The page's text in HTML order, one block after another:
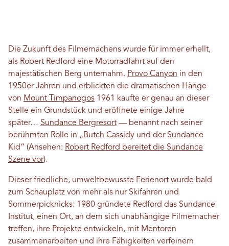
Die Zukunft des Filmemachens wurde für immer erhellt,
als Robert Redford eine Motorradfahrt auf den
majestätischen Berg unternahm. Provo Canyon in den
1950er Jahren und erblickten die dramatischen Hänge
von Mount Timpanogos 1961 kaufte er genau an dieser
Stelle ein Grundstück und eröffnete einige Jahre
später… Sundance Bergresort — benannt nach seiner
berühmten Rolle in „Butch Cassidy und der Sundance
Kid“ (Ansehen: Robert Redford bereitet die Sundance
Szene vor).
Dieser friedliche, umweltbewusste Ferienort wurde bald
zum Schauplatz von mehr als nur Skifahren und
Sommerpicknicks: 1980 gründete Redford das Sundance
Institut, einen Ort, an dem sich unabhängige Filmemacher
treffen, ihre Projekte entwickeln, mit Mentoren
zusammenarbeiten und ihre Fähigkeiten verfeinern